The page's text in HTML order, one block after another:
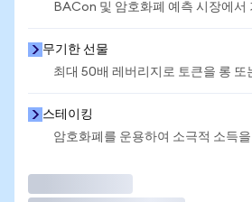
BACon 및 암호화폐 예측 시장에서
무기한 선물
최대 50배 레버리지로 토큰을 롱 또
스테이킹
암호화폐를 운용하여 소극적 소득